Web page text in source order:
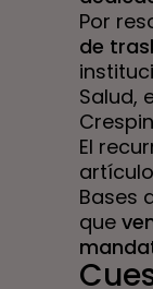
Por
de
Salud,
El
Bases
que